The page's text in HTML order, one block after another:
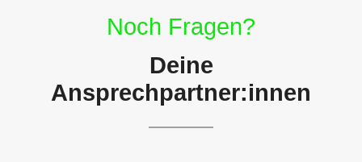
Noch Fragen?
Deine
Ansprechpartner:innen